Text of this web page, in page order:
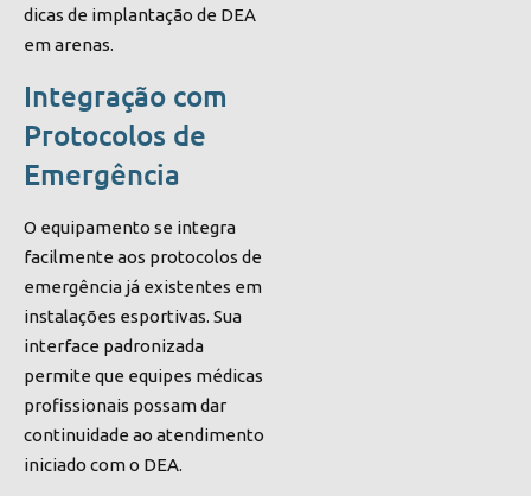
dicas de implantação de DEA
em arenas.
Integração com
Protocolos de
Emergência
O equipamento se integra
facilmente aos protocolos de
emergência já existentes em
instalações esportivas. Sua
interface padronizada
permite que equipes médicas
profissionais possam dar
continuidade ao atendimento
iniciado com o DEA.